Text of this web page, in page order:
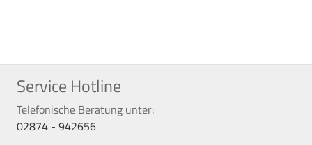
Service Hotline
Telefonische Beratung unter:
02874 - 942656